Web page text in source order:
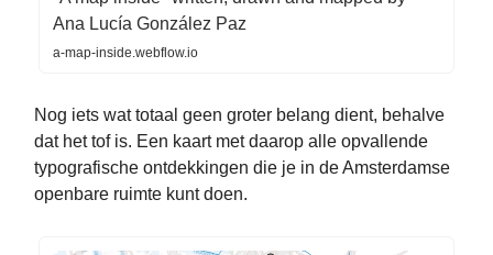
Ana Lucía González Paz
a-map-inside.webflow.io
Nog iets wat totaal geen groter belang dient, behalve
dat het tof is. Een kaart met daarop alle opvallende
typografische ontdekkingen die je in de Amsterdamse
openbare ruimte kunt doen.